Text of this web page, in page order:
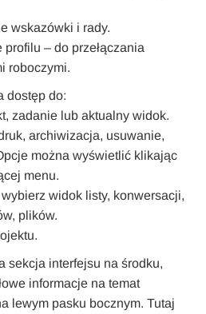
wskazówki i rady.
– do przełączania
roboczymi.
dostęp do:
zadanie lub aktualny widok.
archiwizacja, usuwanie,
można wyświetlić klikając
menu.
widok listy, konwersacji,
plików.
sekcja interfejsu na środku,
informacje na temat
lewym pasku bocznym. Tutaj